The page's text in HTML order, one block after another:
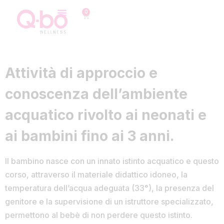
0
Attività di approccio e
conoscenza dell’ambiente
acquatico rivolto ai neonati e
ai bambini fino ai 3 anni.
Il bambino nasce con un innato istinto acquatico e questo
corso, attraverso il materiale didattico idoneo, la
temperatura dell’acqua adeguata (33°), la presenza del
genitore e la supervisione di un istruttore specializzato,
permettono al bebè di non perdere questo istinto.